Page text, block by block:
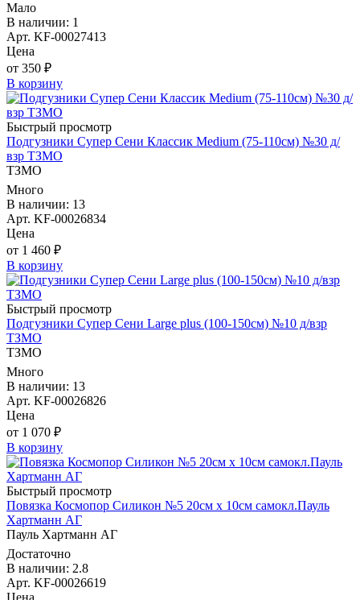
Мало
В наличии: 1
Арт. KF-00027413
Цена
от 350 ₽
В корзину
Быстрый просмотр
Подгузники Супер Сени Классик Medium (75-110см) №30 д/
взр ТЗМО
ТЗМО
Много
В наличии: 13
Арт. KF-00026834
Цена
от 1 460 ₽
В корзину
Быстрый просмотр
Подгузники Супер Сени Large plus (100-150см) №10 д/взр
ТЗМО
ТЗМО
Много
В наличии: 13
Арт. KF-00026826
Цена
от 1 070 ₽
В корзину
Быстрый просмотр
Повязка Космопор Силикон №5 20см х 10см самокл.Пауль
Хартманн AГ
Пауль Хартманн AГ
Достаточно
В наличии: 2.8
Арт. KF-00026619